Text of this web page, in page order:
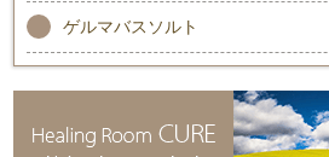
ゲルマバスソルト